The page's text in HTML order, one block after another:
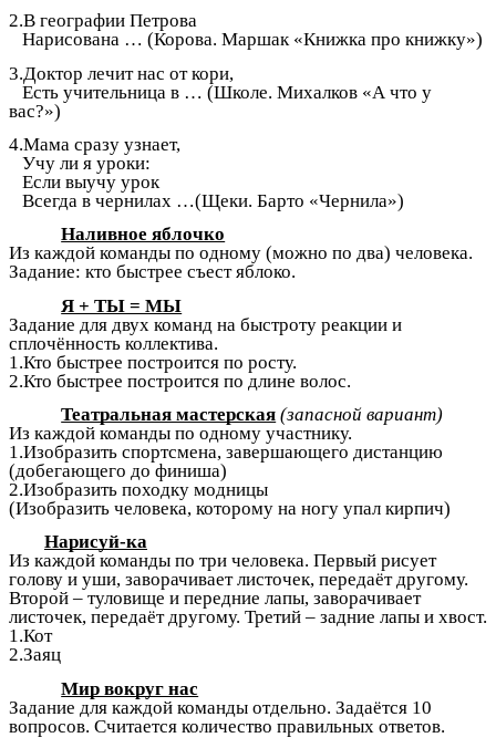
2.В географии Петрова
Нарисована … (Корова. Маршак «Книжка про книжку»)
3.Доктор лечит нас от кори,
Есть учительница в … (Школе. Михалков «А что у
вас?»)
4.Мама сразу узнает,
Учу ли я уроки:
Если выучу урок
Всегда в чернилах …(Щеки. Барто «Чернила»)
Наливное яблочко
Из каждой команды по одному (можно по два) человека.
Задание: кто быстрее съест яблоко.
Я + ТЫ = МЫ
Задание для двух команд на быстроту реакции и
сплочённость коллектива.
1.Кто быстрее построится по росту.
2.Кто быстрее построится по длине волос.
Театральная мастерская (запасной вариант)
Из каждой команды по одному участнику.
1.Изобразить спортсмена, завершающего дистанцию
(добегающего до финиша)
2.Изобразить походку модницы
(Изобразить человека, которому на ногу упал кирпич)
Нарисуй-ка
Из каждой команды по три человека. Первый рисует
голову и уши, заворачивает листочек, передаёт другому.
Второй – туловище и передние лапы, заворачивает
листочек, передаёт другому. Третий – задние лапы и хвост.
1.Кот
2.Заяц
Мир вокруг нас
Задание для каждой команды отдельно. Задаётся 10
вопросов. Считается количество правильных ответов.